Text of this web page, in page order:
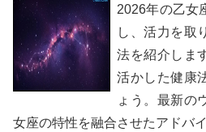
2026年の乙女
し、活力を取
法を紹介しま
活かした健康
ょう。最新の
女座の特性を融合させたアドバイ